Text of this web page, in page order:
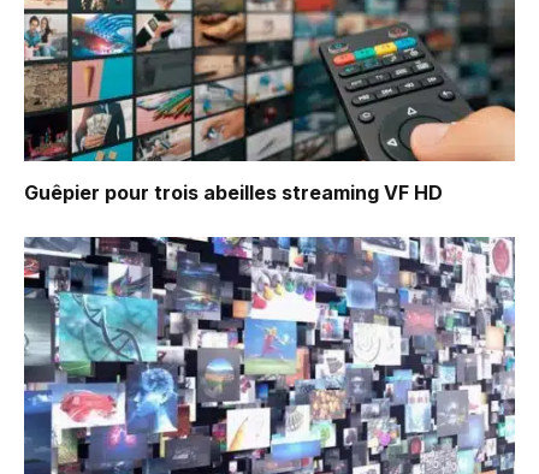
Guêpier pour trois abeilles streaming VF HD